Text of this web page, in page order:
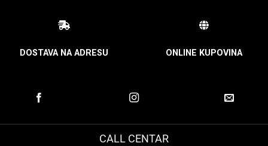
DOSTAVA NA ADRESU ONLINE KUPOVINA
CALL CENTAR